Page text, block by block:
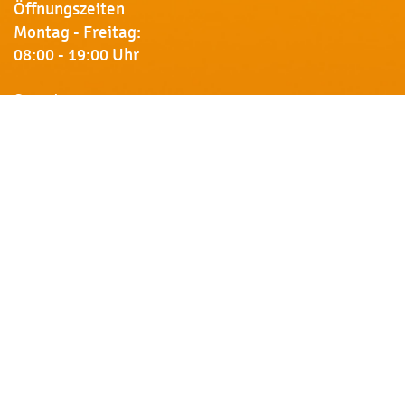
Öffnungszeiten
Montag - Freitag:
08:00 - 19:00 Uhr
Samstag: